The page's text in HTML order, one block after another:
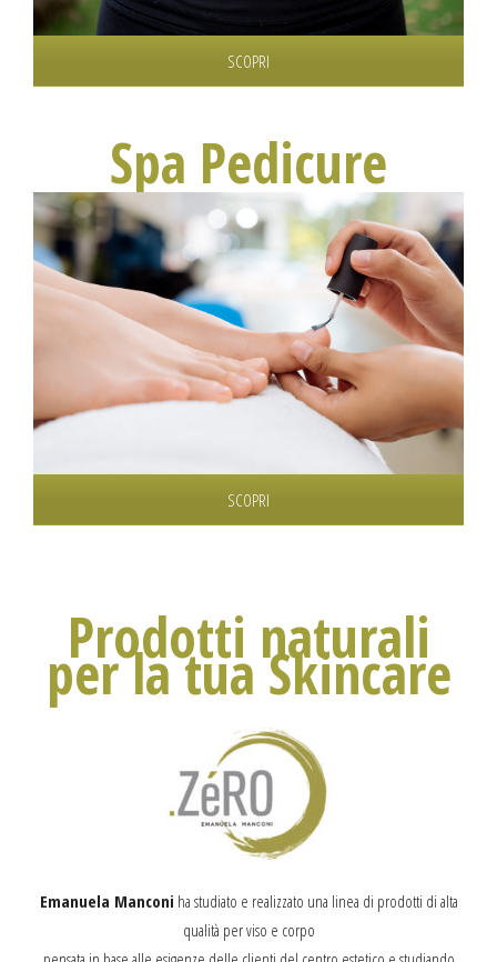
SCOPRI
Spa Pedicure
Disponiamo di un’elegante spa pedicure con due
postazioni, siamo specializzati in pedicure estetica e curativa.
SCOPRI
Prodotti naturali
per la tua Skincare
Emanuela Manconi ha studiato e realizzato una linea di prodotti di alta
qualità per viso e corpo